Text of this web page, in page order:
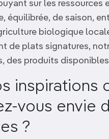
sur les ressources
équilibrée, de saison,
biologique
de plats signatures,
des produits
inspirations
vous envie
?